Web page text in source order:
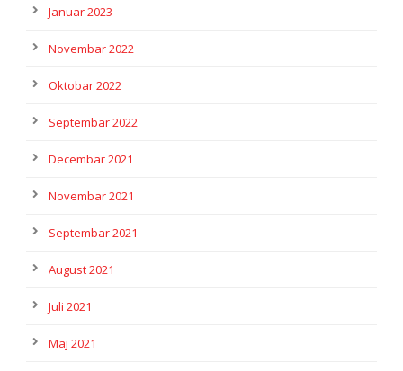
Januar 2023
Novembar 2022
Oktobar 2022
Septembar 2022
Decembar 2021
Novembar 2021
Septembar 2021
August 2021
Juli 2021
Maj 2021